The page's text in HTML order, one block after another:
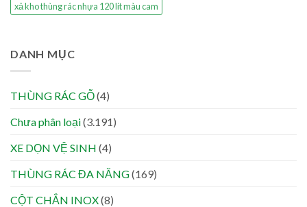
xả kho thùng rác nhựa 120 lít màu cam
DANH MỤC
THÙNG RÁC GỖ(4)
Chưa phân loại(3.191)
XE DỌN VỆ SINH (4)
THÙNG RÁC ĐA NĂNG(169)
CỘT CHẮN INOX(8)